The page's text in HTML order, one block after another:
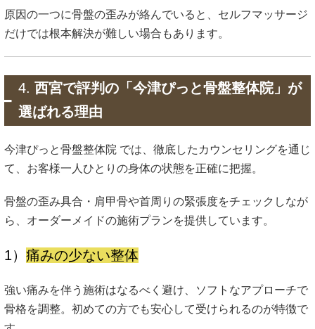
原因の一つに骨盤の歪みが絡んでいると、セルフマッサージ
だけでは根本解決が難しい場合もあります。
4. 西宮で評判の「今津ぴっと骨盤整体院」が
選ばれる理由
今津ぴっと骨盤整体院 では、徹底したカウンセリングを通じ
て、お客様一人ひとりの身体の状態を正確に把握。
骨盤の歪み具合・肩甲骨や首周りの緊張度をチェックしなが
ら、オーダーメイドの施術プランを提供しています。
1） 痛みの少ない整体
強い痛みを伴う施術はなるべく避け、ソフトなアプローチで
骨格を調整。初めての方でも安心して受けられるのが特徴で